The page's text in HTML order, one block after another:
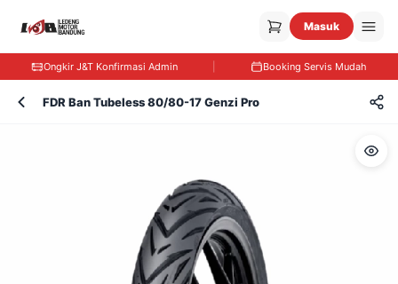
Masuk
Ongkir J&T Konfirmasi Admin Booking Servis Mudah
FDR Ban Tubeless 80/80-17 Genzi Pro